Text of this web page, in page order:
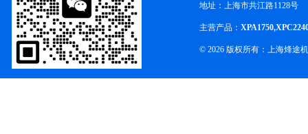
地址：上海市共江路1128号
主营产品：
© 2026 版权所有：上海烽途